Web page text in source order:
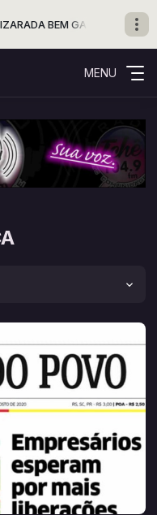
BEM GAÚCHA com
MENU